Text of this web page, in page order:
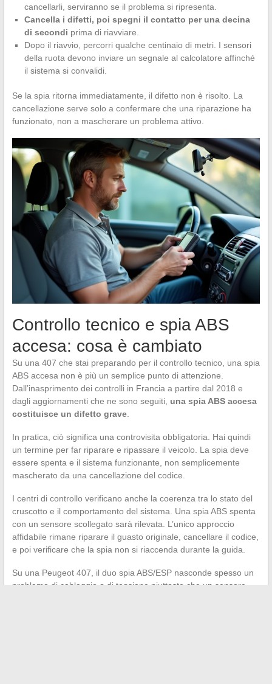
cancellarli, serviranno se il problema si ripresenta.
Cancella i difetti, poi spegni il contatto per una decina
di secondi prima di riavviare.
Dopo il riavvio, percorri qualche centinaio di metri. I sensori
della ruota devono inviare un segnale al calcolatore affinché
il sistema si convalidi.
Se la spia ritorna immediatamente, il difetto non è risolto. La
cancellazione serve solo a confermare che una riparazione ha
funzionato, non a mascherare un problema attivo.
Controllo tecnico e spia ABS
accesa: cosa è cambiato
Su una 407 che stai preparando per il controllo tecnico, una spia
ABS accesa non è più un semplice punto di attenzione.
Dall’inasprimento dei controlli in Francia a partire dal 2018 e
dagli aggiornamenti che ne sono seguiti, una spia ABS accesa
costituisce un difetto grave.
In pratica, ciò significa una controvisita obbligatoria. Hai quindi
un termine per far riparare e ripassare il veicolo. La spia deve
essere spenta e il sistema funzionante, non semplicemente
mascherato da una cancellazione del codice.
I centri di controllo verificano anche la coerenza tra lo stato del
cruscotto e il comportamento del sistema. Una spia ABS spenta
con un sensore scollegato sarà rilevata. L’unico approccio
affidabile rimane riparare il guasto originale, cancellare il codice,
e poi verificare che la spia non si riaccenda durante la guida.
Su una Peugeot 407, il duo spia ABS/ESP nasconde spesso un
problema di cablaggio o di tensione piuttosto che un sensore